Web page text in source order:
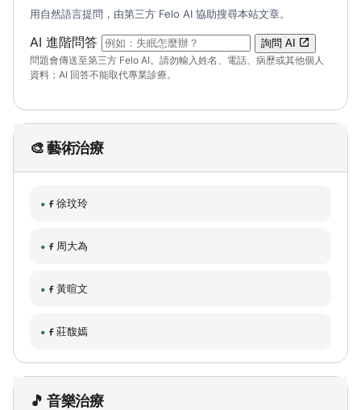
用自然語言提問，由第三方 Felo AI 協助搜尋本站文章。
AI 進階問答 （可輸入自然語言問題；送出後會開啟 Felo
詢問 AI
問題會傳送至第三方 Felo AI。請勿輸入姓名、電話、病歷或其他個人
資料；AI 回答不能取代專業診療。
🎨 藝術治療
徐玟玲
周大為
黃暄文
莊馥嫣
🎵 音樂治療